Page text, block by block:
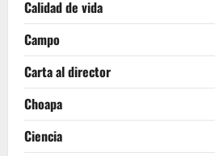
Calidad de vida
Campo
Carta al director
Choapa
Ciencia